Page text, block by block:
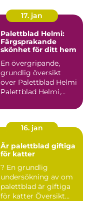
17. jan
Palettblad Helmi:
Färgsprakande
skönhet för ditt hem
En övergripande,
grundlig översikt
över Palettblad Helmi
Palettblad Helmi,
scu...
16. jan
Är palettblad giftiga
för katter
? En grundlig
undersökning av om
palettblad är giftiga
för katter Översikt